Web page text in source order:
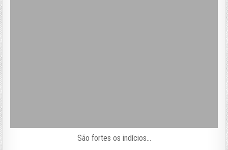
São fortes os indícios…